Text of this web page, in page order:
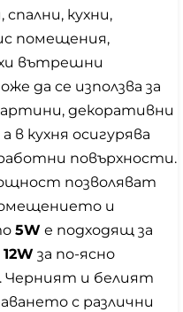
кухни,
помещения,
вътрешни
да се използва за
декоративни
в кухня осигурява
повърхности.
позволяват
и
5W е подходящ за
12W за по-ясно
Черният и белият
с различни